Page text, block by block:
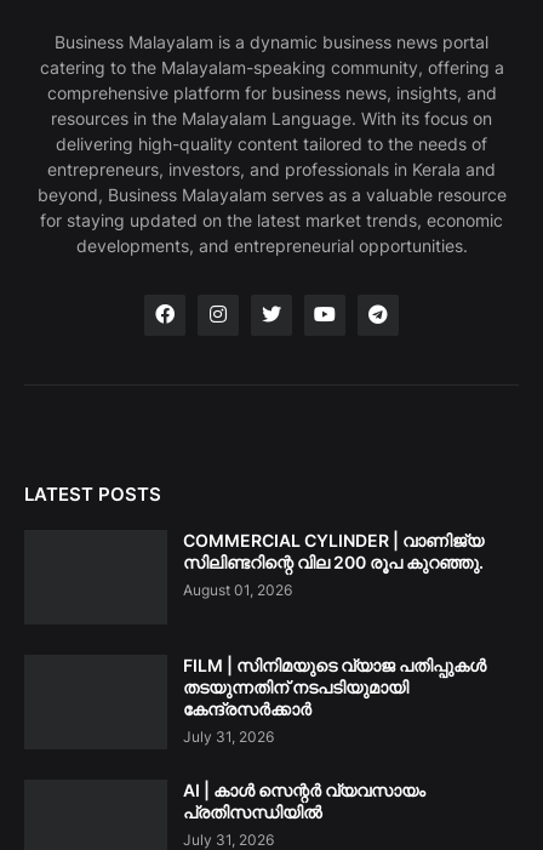
Business Malayalam is a dynamic business news portal
catering to the Malayalam-speaking community, offering a
comprehensive platform for business news, insights, and
resources in the Malayalam Language. With its focus on
delivering high-quality content tailored to the needs of
entrepreneurs, investors, and professionals in Kerala and
beyond, Business Malayalam serves as a valuable resource
for staying updated on the latest market trends, economic
developments, and entrepreneurial opportunities.
LATEST POSTS
COMMERCIAL CYLINDER | വാണിജ്യ
സിലിണ്ടറിന്റെ വില 200 രൂപ കുറഞ്ഞു.
August 01, 2026
FILM | സിനിമയുടെ വ്യാജ പതിപ്പുകൾ
തടയുന്നതിന് നടപടിയുമായി
കേന്ദ്രസർക്കാർ
July 31, 2026
AI | കാൾ സെന്റർ വ്യവസായം
പ്രതിസന്ധിയിൽ
July 31, 2026